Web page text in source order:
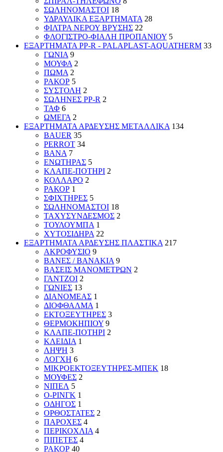
ΣΩΛΗΝΟΜΑΣΤΟΙ 18
ΥΔΡΑΥΛΙΚΑ ΕΞΑΡΤΗΜΑΤΑ 28
ΦΙΛΤΡΑ ΝΕΡΟΥ ΒΡΥΣΗΣ 22
ΦΛΟΓΙΣΤΡΟ-ΦΙΑΛΗ ΠΡΟΠΑΝΙΟΥ 5
ΕΞΑΡΤΗΜΑΤΑ PP-R - PALAPLAST-AQUATHERM 33
ΓΩΝΙΑ 9
ΜΟΥΦΑ 2
ΠΩΜΑ 2
ΡΑΚΟΡ 5
ΣΥΣΤΟΛΗ 2
ΣΩΛΗΝΕΣ PP-R 2
ΤΑΦ 6
ΩΜΕΓΑ 2
ΕΞΑΡΤΗΜΑΤΑ ΑΡΔΕΥΣΗΣ ΜΕΤΑΛΛΙΚΑ 134
BAUER 35
PERROT 34
ΒΑΝΑ 7
ΕΝΩΤΗΡΑΣ 5
ΚΛΑΠΕ-ΠΟΤΗΡΙ 2
ΚΟΛΛΑΡΟ 2
ΡΑΚΟΡ 1
ΣΦΙΧΤΗΡΕΣ 5
ΣΩΛΗΝΟΜΑΣΤΟΙ 18
ΤΑΧΥΣΥΝΔΕΣΜΟΣ 2
ΤΟΥΛΟΥΜΠΑ 1
ΧΥΤΟΣΙΔΗΡΑ 22
ΕΞΑΡΤΗΜΑΤΑ ΑΡΔΕΥΣΗΣ ΠΛΑΣΤΙΚΑ 217
ΑΚΡΟΦΥΣΙΟ 9
ΒΑΝΕΣ / ΒΑΝΑΚΙΑ 9
ΒΑΣΕΙΣ ΜΑΝΟΜΕΤΡΩΝ 2
ΓΑΝΤΖΟΙ 2
ΓΩΝΙΕΣ 13
ΔΙΑΝΟΜΕΑΣ 1
ΔΙΟΦΘΑΛΜΑ 1
ΕΚΤΟΞΕΥΤΗΡΕΣ 3
ΘΕΡΜΟΚΗΠΙΟΥ 9
ΚΛΑΠΕ-ΠΟΤΗΡΙ 2
ΚΛΕΙΔΙΑ 1
ΛΗΨΗ 3
ΛΟΓΧΗ 6
ΜΙΚΡΟΕΚΤΟΞΕΥΤΗΡΕΣ-ΜΠΕΚ 18
ΜΟΥΦΕΣ 2
ΝΙΠΕΛ 5
Ο-ΡΙΝΓΚ 1
ΟΔΗΓΟΣ 1
ΟΡΘΟΣΤΑΤΕΣ 2
ΠΑΡΟΧΕΣ 4
ΠΕΡΙΚΟΧΛΙΑ 4
ΠΙΠΕΤΕΣ 4
ΡΑΚΟΡ 40